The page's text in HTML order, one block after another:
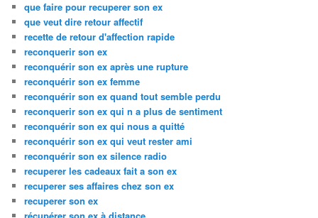
que faire pour recuperer son ex
que veut dire retour affectif
recette de retour d'affection rapide
reconquerir son ex
reconquérir son ex après une rupture
reconquérir son ex femme
reconquérir son ex quand tout semble perdu
reconquerir son ex qui n a plus de sentiment
reconquérir son ex qui nous a quitté
reconquérir son ex qui veut rester ami
reconquérir son ex silence radio
recuperer les cadeaux fait a son ex
recuperer ses affaires chez son ex
recuperer son ex